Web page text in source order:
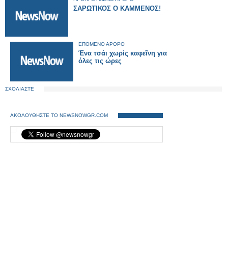
ΣΑΡΩΤΙΚΟΣ Ο ΚΑΜΜΕΝΟΣ!
ΕΠΟΜΕΝΟ ΑΡΘΡΟ
Ένα τσάι χωρίς καφεΐνη για
όλες τις ώρες
ΣΧΟΛΙΑΣΤΕ
ΑΚΟΛΟΥΘΗΣΤΕ ΤΟ NEWSNOWGR.COM